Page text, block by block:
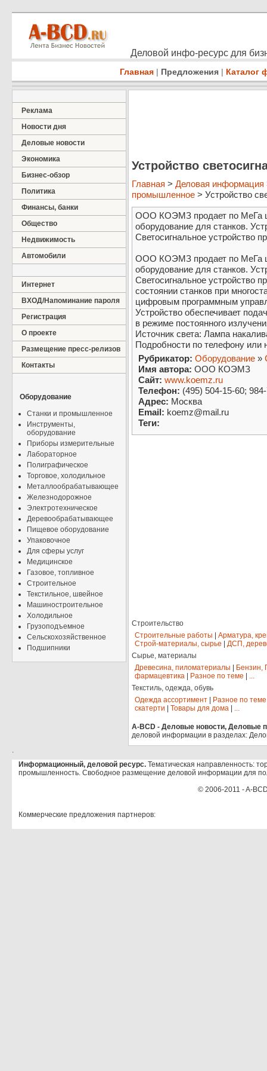
Деловой инфо-ресурс для
Главная | Предложения | Каталог
Реклама
Новости дня
Деловые новости
Экономика
Бизнес-обзор
Политика
Финансы, банки
Общество
Недвижимость
Автомобили
Интернет
ВХОД/Напоминание пароля
Регистрация
О проекте
Размещение пресс-релизов
Контакты
Оборудование
Станки и промышленное
Инструменты,
оборудование
Приборы измерительные
Лабораторное
Полиграфическое
Торговое, холодильное
Металлообрабатывающее
Железнодорожное
Электротехническое
Деревообрабатывающее
Пищевое оборудование
Упаковочное
Для сферы услуг
Медицинское
Газовое, топливное
Строительное
Текстильное, швейное
Машиностроительное
Холодильное
Грузоподъемное
Сельскохозяйственное
Подшипники
Устройство
Главная > Деловая информация
промышленное > Устройство
ООО КОЭМЗ продает по МеГа
оборудование для станков.
Светосигнальное устройство
ООО КОЭМЗ продает по МеГа
оборудование для станков.
Светосигнальное устройство
состоянии станков при
цифровым программным
Устройство обеспечивает
в режиме постоянного
Источник света: Лампа
Подробности по телефону или
Рубрикатор: Оборудование »
Имя автора: ООО КОЭМЗ
Сайт: www.koemz.ru
Телефон: (495) 504-15-60;
Адрес: Москва
Email: koemz@mail.ru
Теги:
Строительство
Строительные работы
Арматура,
Строй-материалы, сырье
ДСП,
Сырье, материалы
Древесина, пиломатериалы
Бензин,
фармацевтика
Разное по теме
...
Текстиль, одежда, обувь
Одежда ассортимент
Разное по теме
скатерти
Товары для дома ...
A-BCD - Деловые новости, Деловые
деловой информации в разделах:
.
Информационный, деловой ресурс. Тематическая направленность:
промышленность. Свободное размещение деловой информации для
© 2006-2011 - A-
Коммерческие предложения партнеров: